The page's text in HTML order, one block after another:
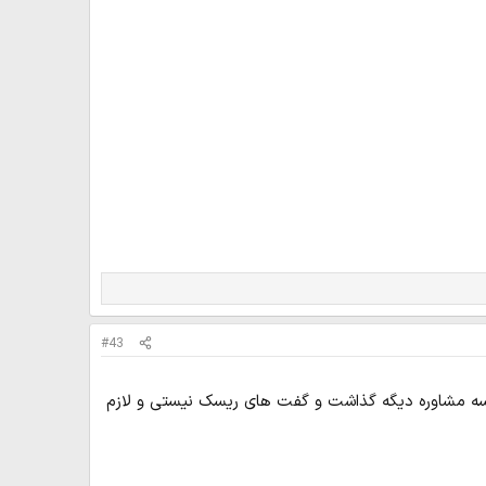
#43
مشاوره دیگه گذاشت و گفت های ریسک نیستی و لازم